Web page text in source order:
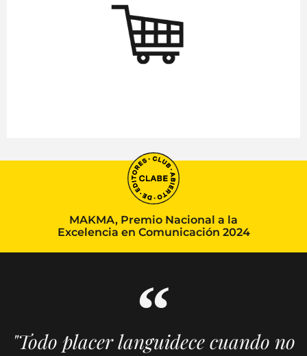
MAKMA, Premio Nacional a la
Excelencia en Comunicación 2024
"Todo placer languidece cuando no